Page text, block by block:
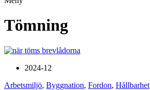
Tömning
2024-12
Arbetsmiljö, Byggnation, Fordon, Hållbarhet